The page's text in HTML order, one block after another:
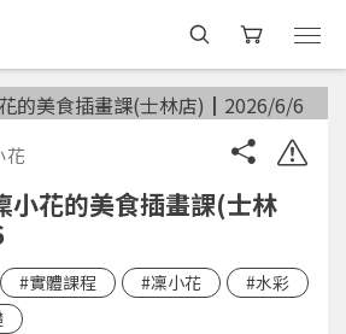
花
花的美食插畫課(士林
#實體課程 #凜小花
#水彩